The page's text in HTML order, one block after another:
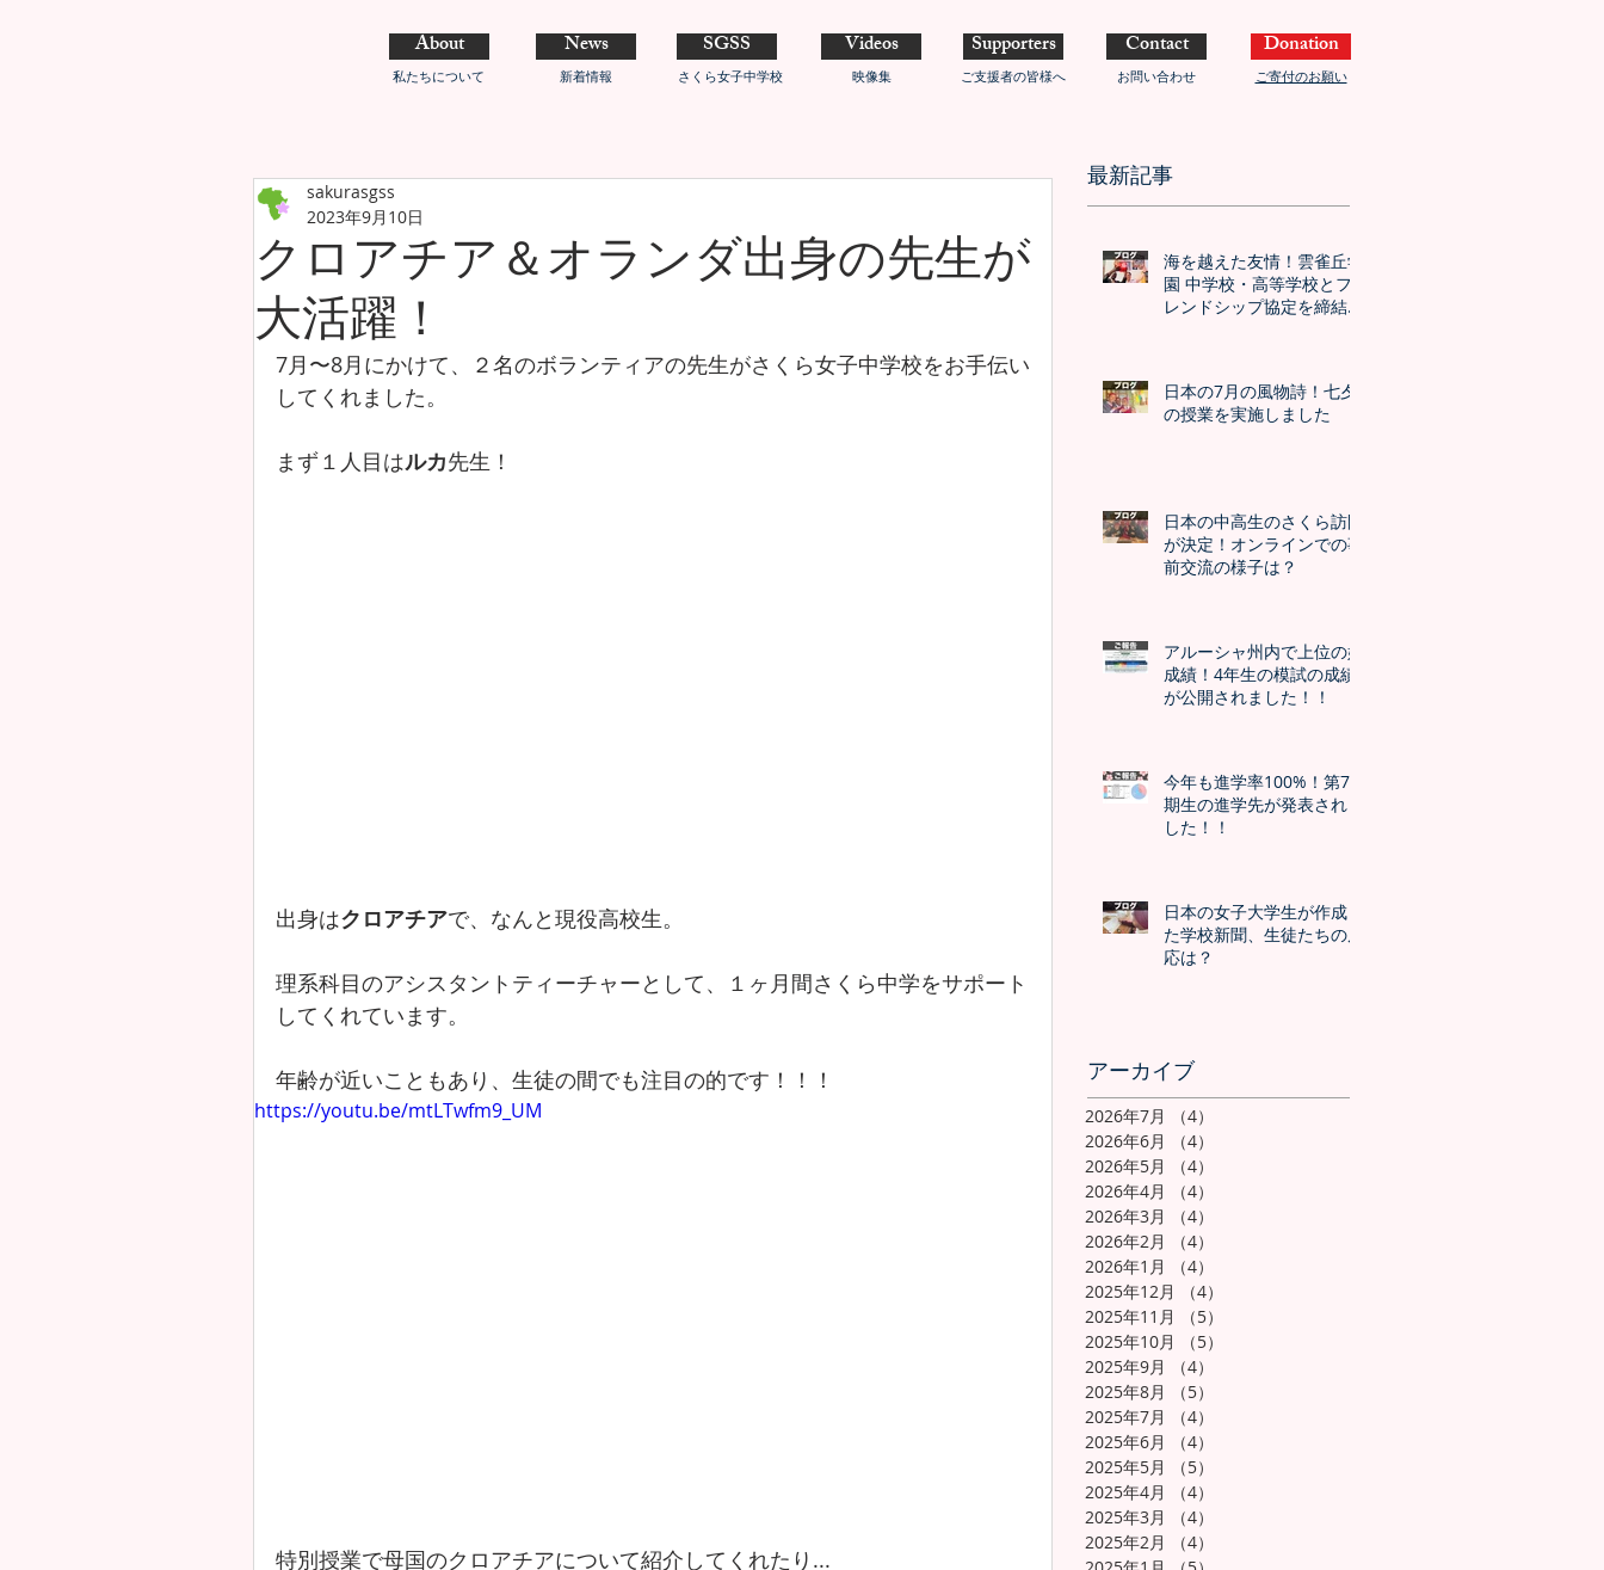
About
私たちについて
News
新着情報
SGSS
さくら女子中学校
Videos
映像集
Supporters
ご支援者の皆様へ
Contact
お問い合わせ
Donation
ご寄付のお願い
クロアチア＆オランダ出身の先生が
大活躍！
sakurasgss
2023年9月10日
7月〜8月にかけて、２名のボランティアの先生がさくら女子中学校をお手伝い
してくれました。
まず１人目はルカ先生！
出身はクロアチアで、なんと現役高校生。
理系科目のアシスタントティーチャーとして、１ヶ月間さくら中学をサポート
してくれています。
年齢が近いこともあり、生徒の間でも注目の的です！！！
https://youtu.be/mtLTwfm9_UM
特別授業で母国のクロアチアについて紹介してくれたり...
最新記事
海を越えた友情！雲雀丘学
園 中学校・高等学校とフ
レンドシップ協定を締結し
日本の7月の風物詩！七夕
の授業を実施しました
日本の中高生のさくら訪問
が決定！オンラインでの事
前交流の様子は？
アルーシャ州内で上位の好
成績！4年生の模試の成績
が公開されました！！
今年も進学率100%！第7
期生の進学先が発表されま
した！！
日本の女子大学生が作成し
た学校新聞、生徒たちの反
応は？
アーカイブ
2026年7月 （4）
2026年6月
（4）
2026年5月
（4）
2026年4月
（4）
2026年3月
（4）
2026年2月
（4）
2026年1月
（4）
2025年12月
（4）
2025年11月
（5）
2025年10月
（5）
2025年9月
（4）
2025年8月
（5）
2025年7月
（4）
2025年6月
（4）
2025年5月
（5）
2025年4月
（4）
2025年3月
（4）
2025年2月
（4）